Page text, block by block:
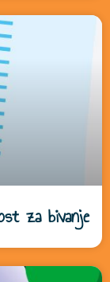
za bivanje